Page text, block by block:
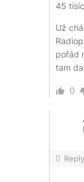
45
Už
pořád
tam
0